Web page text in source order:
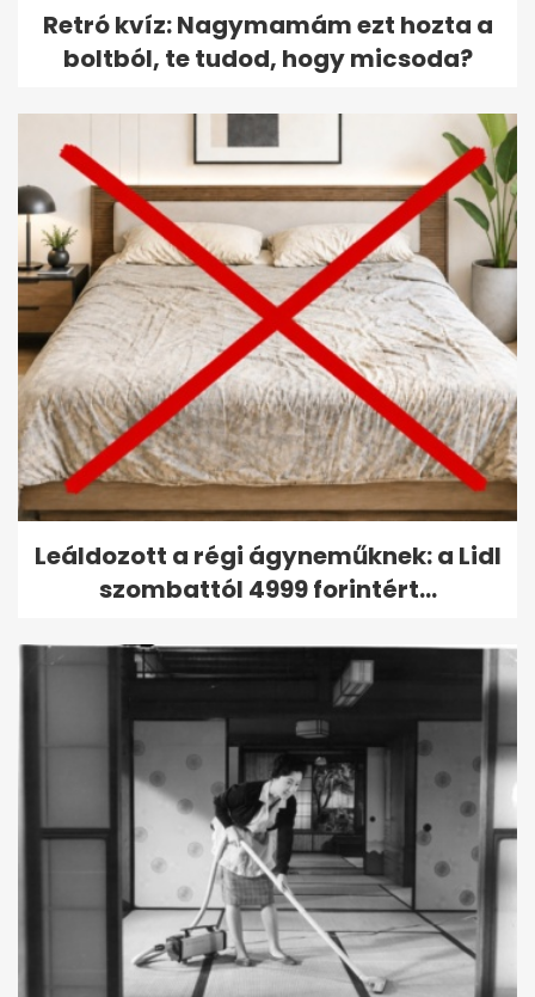
Retró kvíz: Nagymamám ezt hozta a
boltból, te tudod, hogy micsoda?
Leáldozott a régi ágyneműknek: a Lidl
szombattól 4999 forintért...